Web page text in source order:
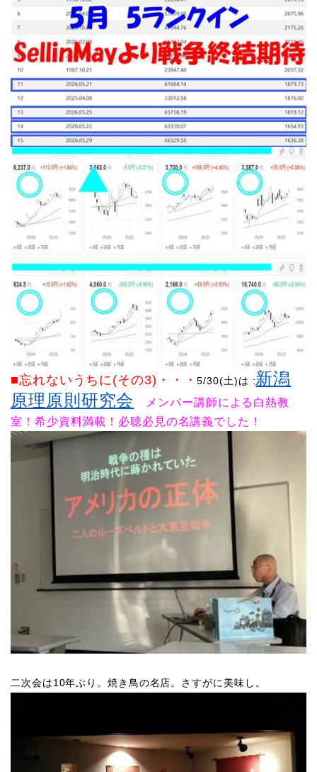
■忘れないうちに(その3) ・・・5/30(土)は :新潟
原理原則研究会
メンバー講師による白熱教
室！希少資料満載！必聴必見の名講義でした ！
二次会は10年ぶり。焼き鳥の名店。さすがに美味し。